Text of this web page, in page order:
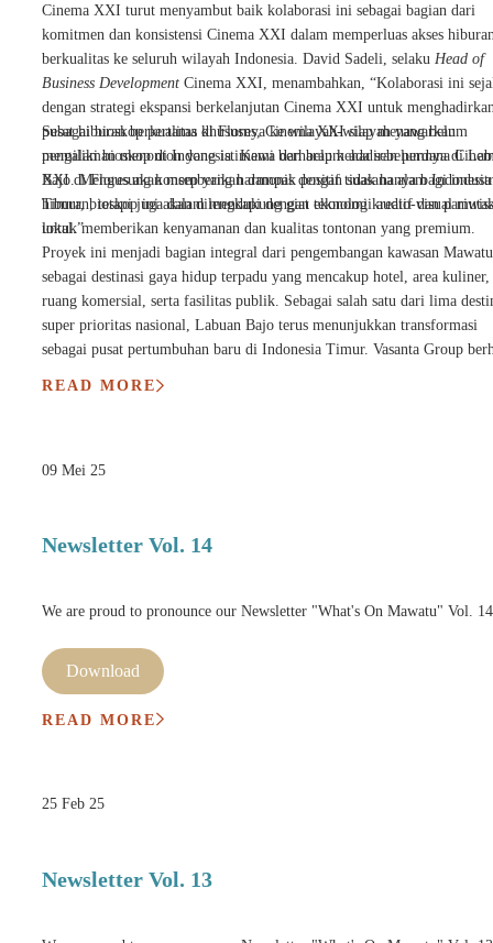
Cinema XXI turut menyambut baik kolaborasi ini sebagai bagian dari
komitmen dan konsistensi Cinema XXI dalam memperluas akses
berkualitas ke seluruh wilayah Indonesia. David Sadeli, selaku Head of
Business Development Cinema XXI, menambahkan, “Kolaborasi ini
dengan strategi ekspansi berkelanjutan Cinema XXI untuk
pusat hiburan berkualitas khususnya ke wilayah-wilayah yang belum
memiliki bioskop di Indonesia. Kami berharap kehadiran perdana
XXI di Flores akan memberikan dampak positif tidak hanya bagi
hiburan, tetapi juga dalam mendukung giat ekonomi kreatif dan
lokal.”
Sebagai bioskop pertama di Flores, Cinema XXI siap menawarkan
pengalaman menonton yang istimewa dan belum ada sebelumnya di
Bajo. Mengusung konsep yang harmonis dengan suasana alam Indonesia
Timur, bioskop ini akan dilengkapi dengan teknologi audio-visual
untuk memberikan kenyamanan dan kualitas tontonan yang premium.
Proyek ini menjadi bagian integral dari pengembangan kawasan Mawatu
sebagai destinasi gaya hidup terpadu yang mencakup hotel, area kuliner,
ruang komersial, serta fasilitas publik. Sebagai salah satu dari lima
super prioritas nasional, Labuan Bajo terus menunjukkan transformasi
sebagai pusat pertumbuhan baru di Indonesia Timur. Vasanta Group
pertumbuhan ekonomi lokal serta meningkatkan daya saing destinasi di
READ MORE
09 Mei 25
Newsletter Vol. 14
We are proud to pronounce our Newsletter "What's On Mawatu" Vol.
Download
READ MORE
25 Feb 25
Newsletter Vol. 13